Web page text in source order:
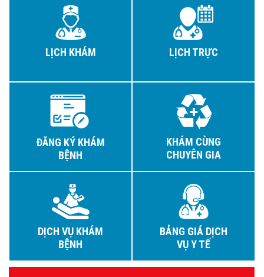
LỊCH KHÁM LỊCH TRỰC
ĐĂNG KÝ KHÁM
BỆNH
KHÁM CÙNG
CHUYÊN GIA
DỊCH VỤ KHÁM
BỆNH
BẢNG GIÁ DỊCH
VỤ Y TẾ